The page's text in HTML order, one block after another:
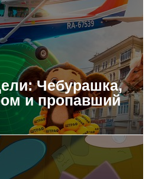
Чебурашка,
и пропавший